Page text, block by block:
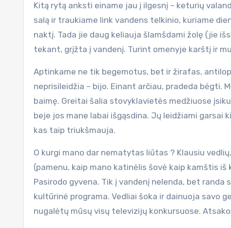
Kitą rytą anksti einame jau į ilgesnį – keturių
salą ir traukiame link vandens telkinio, kuriame
naktį. Tada jie daug keliauja šlamšdami žolę (jie
tekant, grįžta į vandenį. Turint omenyje karštį ir
Aptinkame ne tik begemotus, bet ir žirafas,
neprisileidžia – bijo. Einant arčiau, pradeda bėgti.
baimę. Greitai šalia stovyklavietės medžiuose
beje jos mane labai išgąsdina. Jų leidžiami garsai
kas taip triukšmauja.
O kurgi mano dar nematytas liūtas ? Klausiu
(pamenu, kaip mano katinėlis šovė kaip kamštis
Pasirodo gyvena. Tik į vandenį nelenda, bet randa
kultūrinė programa. Vedliai šoka ir dainuoja savo
nugalėtų mūsų visų televizijų konkursuose.